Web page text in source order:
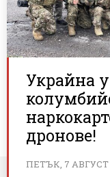
Украйна
дронове!
ПЕТЪК, 7 АВГУСТ